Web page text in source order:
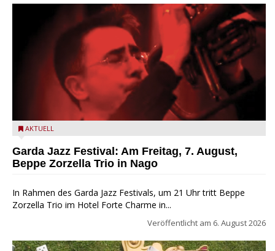
Beppe Zorzella Trio zu Gast beim Garda Jazz Festival
AKTUELL
Garda Jazz Festival: Am Freitag, 7. August,
Beppe Zorzella Trio in Nago
In Rahmen des Garda Jazz Festivals, um 21 Uhr tritt Beppe
Zorzella Trio im Hotel Forte Charme in...
Veröffentlicht am 6. August 2026